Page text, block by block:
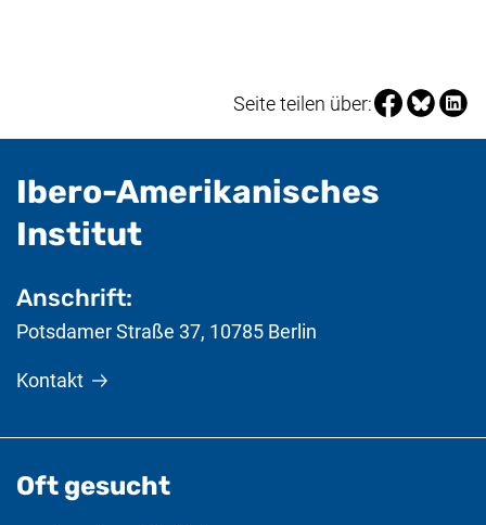
Seite teilen über:Seite über
Seite
Ibero-Amerikanisches
Institut- nützliche
Anschrift:
Potsdamer Straße 37, 10785 Berlin
Kontakt
Oft gesucht